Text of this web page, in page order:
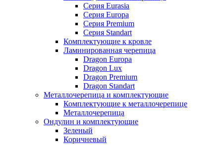
Серия Eurasia
Серия Europa
Серия Premium
Серия Standart
Комплектующие к кровле
Ламинированная черепица
Dragon Europa
Dragon Lux
Dragon Premium
Dragon Standart
Металлочерепица и комплектующие
Комплектующие к металлочерепице
Металлочерепица
Ондулин и комплектующие
Зеленый
Коричневый